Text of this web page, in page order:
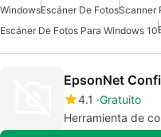
WindowsEscáner De FotosScanner
Escáner De Fotos Para Windows 10
EpsonNet
4.1 Gratuito
Herramienta de